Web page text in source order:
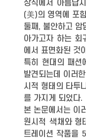
상식에서 아름답
(美)의 영역에 포
둘째, 불안하고 암
아가고자 하는 회
에서 표면화된 것
특히 현대의 패션
발견되는데 이러
시적 형태의 타투
를 가지게 되었다.
본 논문에서는 이
원시적 색채와 형
트레이션 작품을